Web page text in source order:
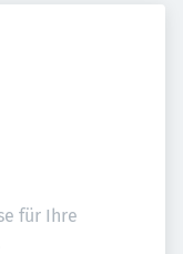
für Ihre